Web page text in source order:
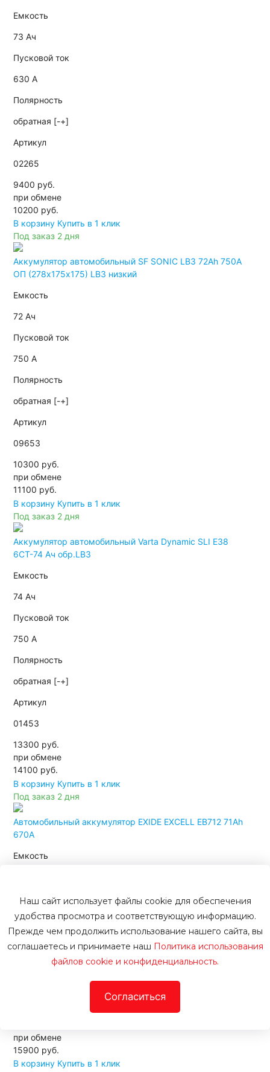
Емкость
73 Ач
Пусковой ток
630 А
Полярность
обратная [-+]
Артикул
02265
9400 руб.
при обмене
10200 руб.
В корзину Купить в 1 клик
Под заказ 2 дня
Аккумулятор автомобильный SF SONIC LB3 72Ah 750A
ОП (278х175х175) LB3 низкий
Емкость
72 Ач
Пусковой ток
750 А
Полярность
обратная [-+]
Артикул
09653
10300 руб.
при обмене
11100 руб.
В корзину Купить в 1 клик
Под заказ 2 дня
Аккумулятор автомобильный Varta Dynamic SLI E38
6СТ-74 Ач обр.LB3
Емкость
74 Ач
Пусковой ток
750 А
Полярность
обратная [-+]
Артикул
01453
13300 руб.
при обмене
14100 руб.
В корзину Купить в 1 клик
Под заказ 2 дня
Автомобильный аккумулятор EXIDE EXCELL EB712 71Ah
670A
Емкость
Пусковой ток
670 А
обратная [-+]
при обмене
15900 руб.
В корзину Купить в 1 клик
Наш сайт использует файлы cookie для обеспечения
удобства просмотра и соответствующую информацию.
Прежде чем продолжить использование нашего сайта, вы
соглашаетесь и принимаете наш Политика использования
файлов cookie и конфиденциальность.
Согласиться